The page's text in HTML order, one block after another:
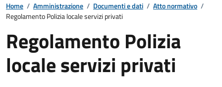
Home / Amministrazione / Documenti e dati / Atto normativo /
Regolamento Polizia locale servizi privati
Regolamento Polizia
locale servizi privati